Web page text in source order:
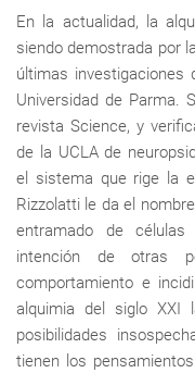
En la actualidad, la
siendo demostrada por
últimas investigaciones
Universidad de Parma.
revista Science, y
de la UCLA de
el sistema que rige la
Rizzolatti le da el
entramado de
intención de otras
comportamiento e
alquimia del siglo XXI
posibilidades
tienen los